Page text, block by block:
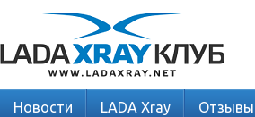
Новости LADA Xray Отзывы